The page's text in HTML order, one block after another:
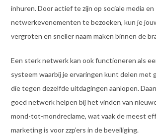
inhuren. Door actief te zijn op sociale media en
netwerkevenementen te bezoeken, kun je
vergroten en sneller naam maken binnen de
Een sterk netwerk kan ook functioneren als
systeem waarbij je ervaringen kunt delen met
die tegen dezelfde uitdagingen aanlopen.
goed netwerk helpen bij het vinden van
mond-tot-mondreclame, wat vaak de meest
marketing is voor zzp’ers in de beveiliging.